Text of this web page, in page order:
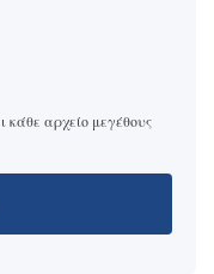
κάθε αρχείο μεγέθους